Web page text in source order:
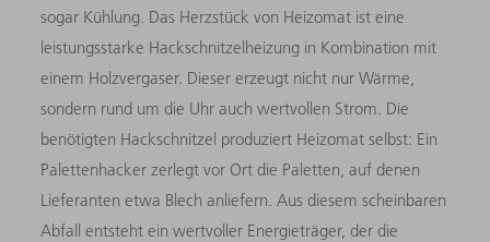
sogar Kühlung. Das Herzstück von Heizomat ist eine
leistungsstarke Hackschnitzelheizung in Kombination mit
einem Holzvergaser. Dieser erzeugt nicht nur Wärme,
sondern rund um die Uhr auch wertvollen Strom. Die
benötigten Hackschnitzel produziert Heizomat selbst: Ein
Palettenhacker zerlegt vor Ort die Paletten, auf denen
Lieferanten etwa Blech anliefern. Aus diesem scheinbaren
Abfall entsteht ein wertvoller Energieträger, der die